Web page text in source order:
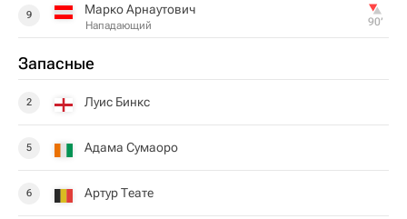
9 Марко Арнаутович
Нападающий 90‎’‎
Запасные
2 Луис Бинкс
5 Адама Сумаоро
6 Артур Теате